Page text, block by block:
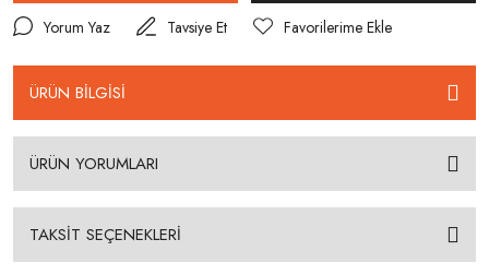
Yorum Yaz Tavsiye Et
ÜRÜN BİLGİSİ
ÜRÜN YORUMLARI
TAKSİT SEÇENEKLERİ